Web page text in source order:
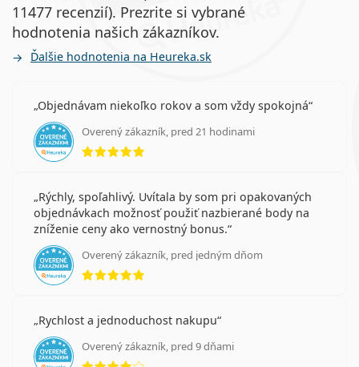
11477 recenzií). Prezrite si vybrané
hodnotenia našich zákazníkov.
Ďalšie hodnotenia na Heureka.sk
Objednávam niekoľko rokov a som vždy spokojná
Overený zákazník, pred 21 hodinami
hodnotenie 5 z 5
Rýchly, spoľahlivý. Uvítala by som pri opakovaných
objednávkach možnosť použiť nazbierané body na
zníženie ceny ako vernostný bonus.
Overený zákazník, pred jedným dňom
hodnotenie 5 z 5
Rychlost a jednoduchost nakupu
Overený zákazník, pred 9 dňami
hodnotenie 4 z 5